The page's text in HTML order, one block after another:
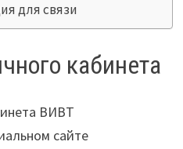
для связи
кабинета
ВИВТ
сайте